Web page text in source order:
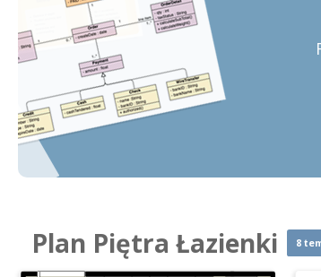
Plan Piętra Łazienki 8